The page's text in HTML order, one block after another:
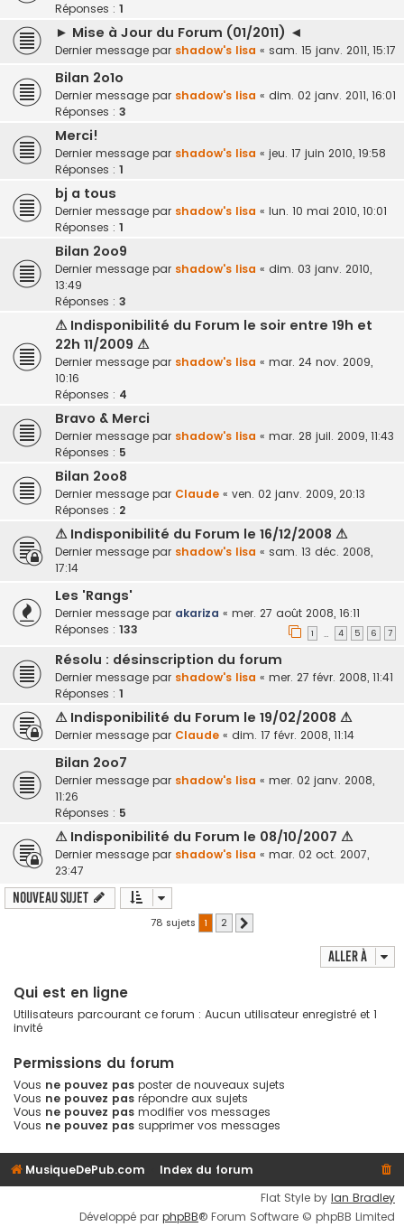
Réponses : 1
► Mise à Jour du Forum (01/2011) ◄
Dernier message par shadow's lisa « sam. 15 janv. 2011, 15:17
Bilan 2o1o
Dernier message par shadow's lisa « dim. 02 janv. 2011, 16:01
Réponses : 3
Merci!
Dernier message par shadow's lisa « jeu. 17 juin 2010, 19:58
Réponses : 1
bj a tous
Dernier message par shadow's lisa « lun. 10 mai 2010, 10:01
Réponses : 1
Bilan 2oo9
Dernier message par shadow's lisa « dim. 03 janv. 2010,
13:49
Réponses : 3
⚠ Indisponibilité du Forum le soir entre 19h et
22h 11/2009 ⚠
Dernier message par shadow's lisa « mar. 24 nov. 2009,
10:16
Réponses : 4
Bravo & Merci
Dernier message par shadow's lisa « mar. 28 juil. 2009, 11:43
Réponses : 5
Bilan 2oo8
Dernier message par Claude « ven. 02 janv. 2009, 20:13
Réponses : 2
⚠ Indisponibilité du Forum le 16/12/2008 ⚠
Dernier message par shadow's lisa « sam. 13 déc. 2008,
17:14
Les 'Rangs'
Dernier message par akariza « mer. 27 août 2008, 16:11
Réponses : 133 1 … 4 5 6 7
Résolu : désinscription du forum
Dernier message par shadow's lisa « mer. 27 févr. 2008, 11:41
Réponses : 1
⚠ Indisponibilité du Forum le 19/02/2008 ⚠
Dernier message par Claude « dim. 17 févr. 2008, 11:14
Bilan 2oo7
Dernier message par shadow's lisa « mer. 02 janv. 2008,
11:26
Réponses : 5
⚠ Indisponibilité du Forum le 08/10/2007 ⚠
Dernier message par shadow's lisa « mar. 02 oct. 2007,
23:47
Nouveau sujet
78 sujets 1 2
Aller à
Qui est en ligne
Utilisateurs parcourant ce forum : Aucun utilisateur enregistré et 1
invité
Permissions du forum
Vous ne pouvez pas poster de nouveaux sujets
Vous ne pouvez pas répondre aux sujets
Vous ne pouvez pas modifier vos messages
Vous ne pouvez pas supprimer vos messages
MusiqueDePub.com
Index du forum
Flat Style by Ian Bradley
Développé par phpBB® Forum Software © phpBB Limited